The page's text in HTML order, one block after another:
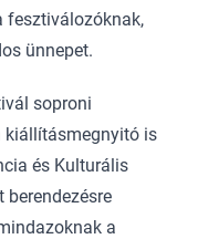
fesztiválozóknak,
ünnepet.
soproni
kiállításmegnyitó is
és Kulturális
berendezésre
a